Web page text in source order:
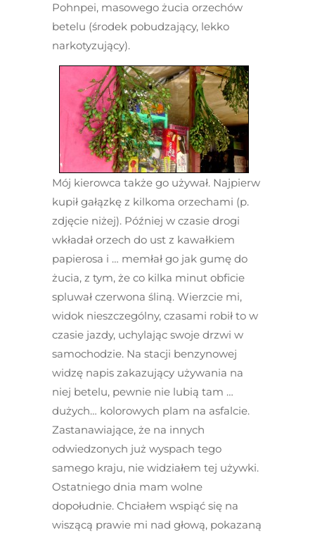
Pohnpei, masowego żucia orzechów
betelu (środek pobudzający, lekko
narkotyzujący).
Mój kierowca także go używał. Najpierw
kupił gałązkę z kilkoma orzechami (p.
zdjęcie niżej). Później w czasie drogi
wkładał orzech do ust z kawałkiem
papierosa i … memłał go jak gumę do
żucia, z tym, że co kilka minut obficie
spluwał czerwona śliną. Wierzcie mi,
widok nieszczególny, czasami robił to w
czasie jazdy, uchylając swoje drzwi w
samochodzie. Na stacji benzynowej
widzę napis zakazujący używania na
niej betelu, pewnie nie lubią tam …
dużych… kolorowych plam na asfalcie.
Zastanawiające, że na innych
odwiedzonych już wyspach tego
samego kraju, nie widziałem tej używki.
Ostatniego dnia mam wolne
dopołudnie. Chciałem wspiąć się na
wiszącą prawie mi nad głową, pokazaną